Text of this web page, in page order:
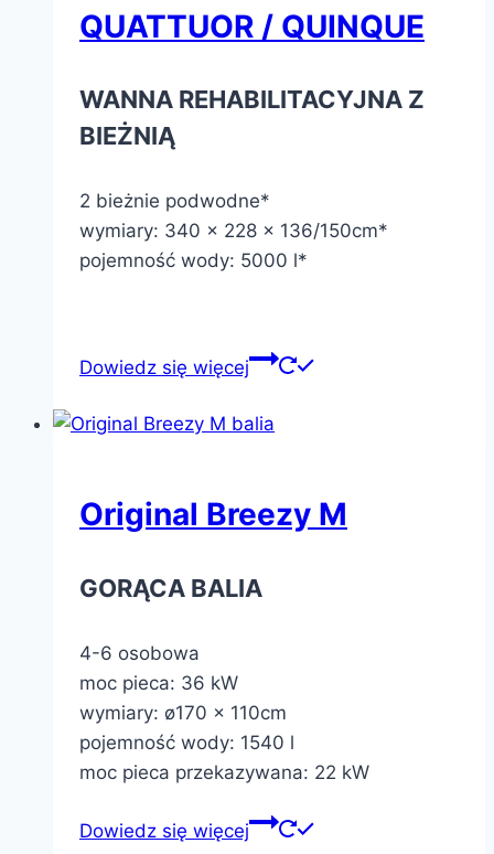
QUATTUOR / QUINQUE
WANNA REHABILITACYJNA Z
BIEŻNIĄ
2 bieżnie podwodne*
wymiary: 340 x 228 x 136/150cm*
pojemność wody: 5000 l*
Dowiedz się więcej
Original Breezy M
GORĄCA BALIA
4-6 osobowa
moc pieca: 36 kW
wymiary: ø170 x 110cm
pojemność wody: 1540 l
moc pieca przekazywana: 22 kW
Dowiedz się więcej